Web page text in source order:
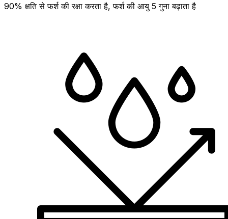
90% क्षति से फर्श की रक्षा करता है, फर्श की आयु 5 गुना बढ़ाता है